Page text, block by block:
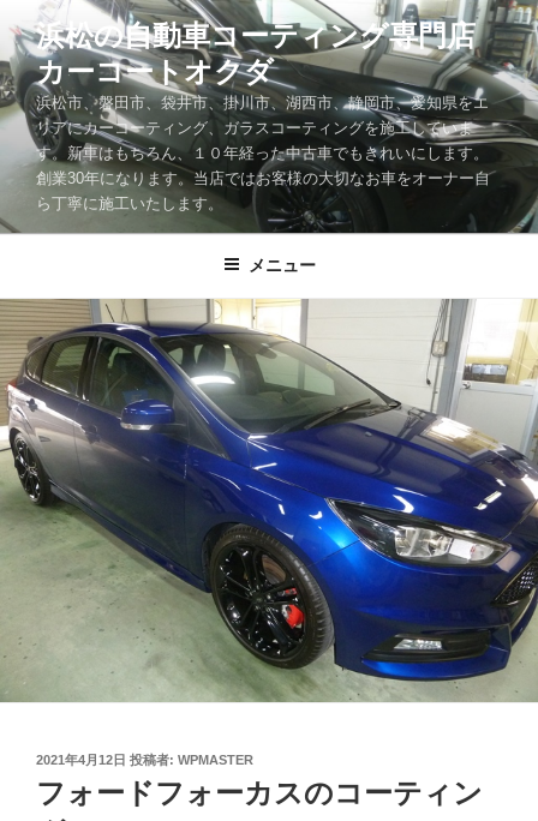
ン
テ
ン
ツ
キ
浜松の自動車コーティング専門店
カーコートオクダ
浜松市、磐田市、袋井市、掛川市、湖西市、静岡市、愛知県をエ
リアにカーコーティング、ガラスコーティングを施工していま
す。新車はもちろん、１０年経った中古車でもきれいにします。
創業30年になります。当店ではお客様の大切なお車をオーナー自
ら丁寧に施工いたします。
メニュー
投
稿
日:
2021年4月12日 投稿者: WPMASTER
フォードフォーカスのコーティン